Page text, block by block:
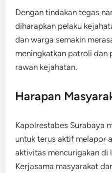
Dengan tindakan tegas
diharapkan pelaku
dan warga semakin
meningkatkan patroli dan
rawan kejahatan.
Harapan
Kapolrestabes Surabaya
untuk terus aktif melapor
aktivitas mencurigakan di
Kerjasama masyarakat